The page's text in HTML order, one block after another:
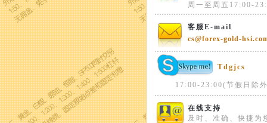
周一至周五17:00-
客服E-mail
cs@forex-gold-
Tdgjcs
17:00-23:00(节假日除
在线支持
及时、准确、快捷为